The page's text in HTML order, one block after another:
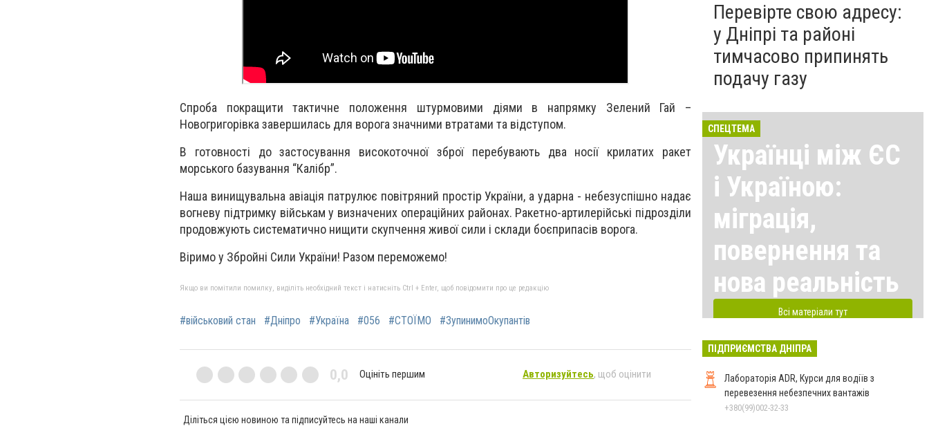
Спроба покращити тактичне положення штурмовими діями в напрямку Зелений Гай –
Новогригорівка завершилась для ворога значними втратами та відступом.
В готовності до застосування високоточної зброї перебувають два носії крилатих ракет
морського базування “Калібр”.
Наша винищувальна авіація патрулює повітряний простір України, а ударна - небезуспішно надає
вогневу підтримку військам у визначених операційних районах. Ракетно-артилерійські підрозділи
продовжують систематично нищити скупчення живої сили і склади боєприпасів ворога.
Віримо у Збройні Сили України! Разом переможемо!
Якщо ви помітили помилку, виділіть необхідний текст і натисніть Ctrl + Enter, щоб повідомити про це редакцію
#військовий стан #Дніпро #Україна #056 #СТОЇМО #ЗупинимоОкупантів
0,0 Оцініть першим Авторизуйтесь, щоб оцінити
Діліться цією новиною та підписуйтесь на наші канали
Перевірте свою адресу:
у Дніпрі та районі
тимчасово припинять
подачу газу
СПЕЦТЕМА
Українці між ЄС
і Україною:
міграція,
повернення та
нова реальність
Всі матеріали тут
ПІДПРИЄМСТВА ДНІПРА
Лабораторія ADR, Курси для водіїв з
перевезення небезпечних вантажів
+380(99)002-32-33